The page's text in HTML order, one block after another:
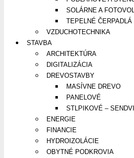
SOLÁRNE A
TEPELNÉ ČERPADLÁ
VZDUCHOTECHNIKA
STAVBA
ARCHITEKTÚRA
DIGITALIZÁCIA
DREVOSTAVBY
MASÍVNE DREVO
PANELOVÉ
STLPIKOVÉ –
ENERGIE
FINANCIE
HYDROIZOLÁCIE
OBYTNÉ PODKROVIA